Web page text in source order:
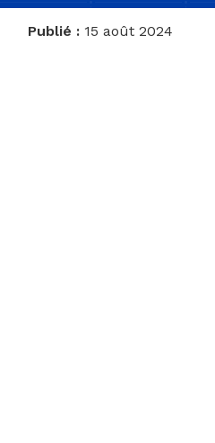
Publié : 15 août 2024